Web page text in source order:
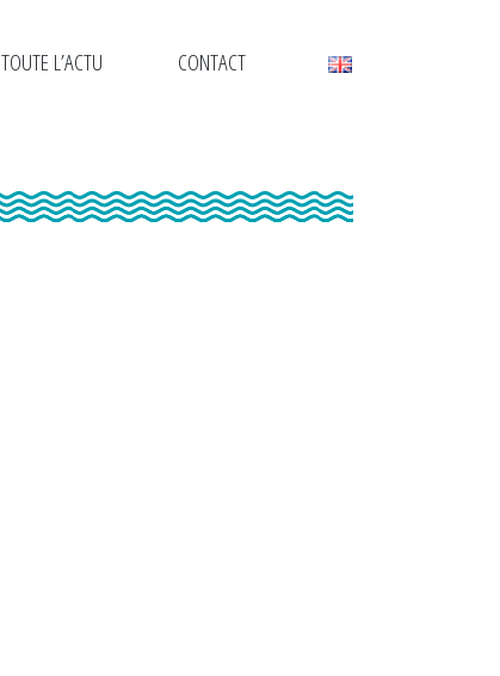
TOUTE L’ACTU CONTACT